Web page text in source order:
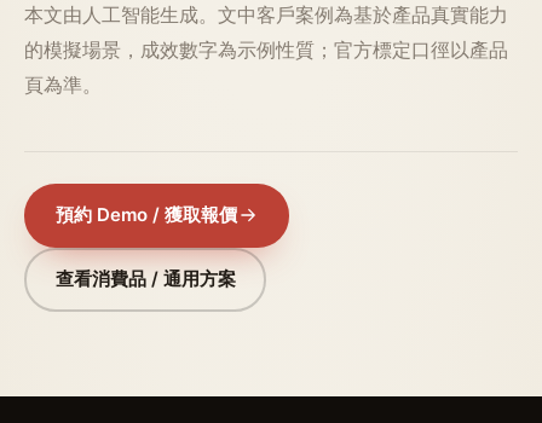
本文由人工智能生成。文中客戶案例為基於產品真實能力
的模擬場景，成效數字為示例性質；官方標定口徑以產品
頁為準。
預約 Demo / 獲取報價
查看消費品 / 通用方案